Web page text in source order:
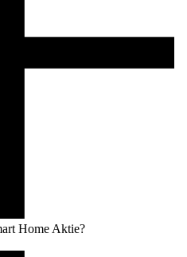
Home Aktie?